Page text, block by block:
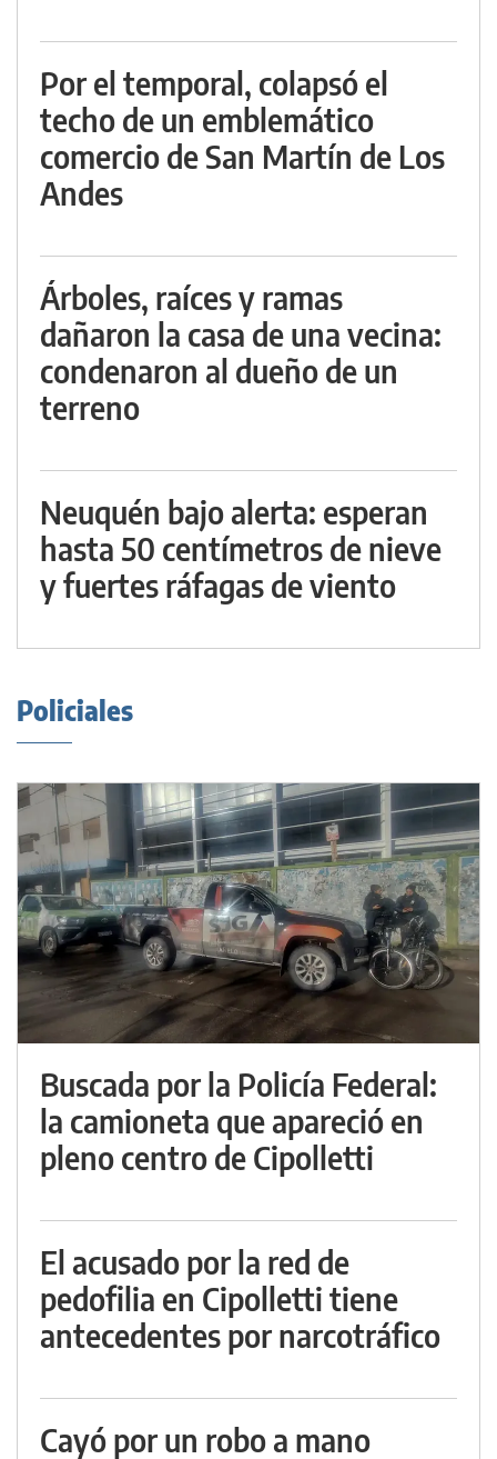
Por el temporal, colapsó el
techo de un emblemático
comercio de San Martín de Los
Andes
Árboles, raíces y ramas
dañaron la casa de una vecina:
condenaron al dueño de un
terreno
Neuquén bajo alerta: esperan
hasta 50 centímetros de nieve
y fuertes ráfagas de viento
Policiales
Buscada por la Policía Federal:
la camioneta que apareció en
pleno centro de Cipolletti
El acusado por la red de
pedofilia en Cipolletti tiene
antecedentes por narcotráfico
Cayó por un robo a mano